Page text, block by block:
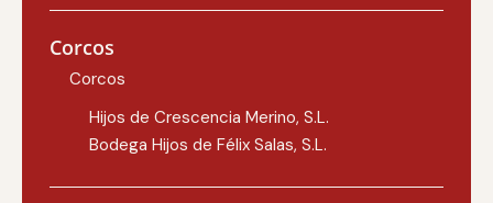
Corcos
Corcos
Hijos de Crescencia Merino, S.L.
Bodega Hijos de Félix Salas, S.L.